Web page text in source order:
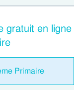
gratuit en ligne
Primaire